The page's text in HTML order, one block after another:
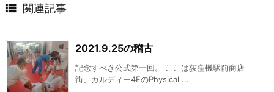
 関連記事
2021.9.25の稽古
記念すべき公式第一回。 ここは荻窪機駅前商店
街、カルディー4FのPhysical ...